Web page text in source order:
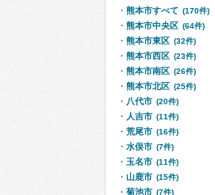
熊本市すべて (170件)
熊本市中央区 (64件)
熊本市東区 (32件)
熊本市西区 (23件)
熊本市南区 (26件)
熊本市北区 (25件)
八代市 (20件)
人吉市 (11件)
荒尾市 (16件)
水俣市 (7件)
玉名市 (11件)
山鹿市 (15件)
菊池市 (7件)